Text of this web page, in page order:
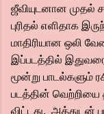
ஜீவியுடனான முதல்
புரிதல் எளிதாக
மாதிரியான ஒலி
இப்படத்தில்
மூன்று பாடல்களும்
படத்தின் வெற்றியை
விட்டது. அத்துடன்